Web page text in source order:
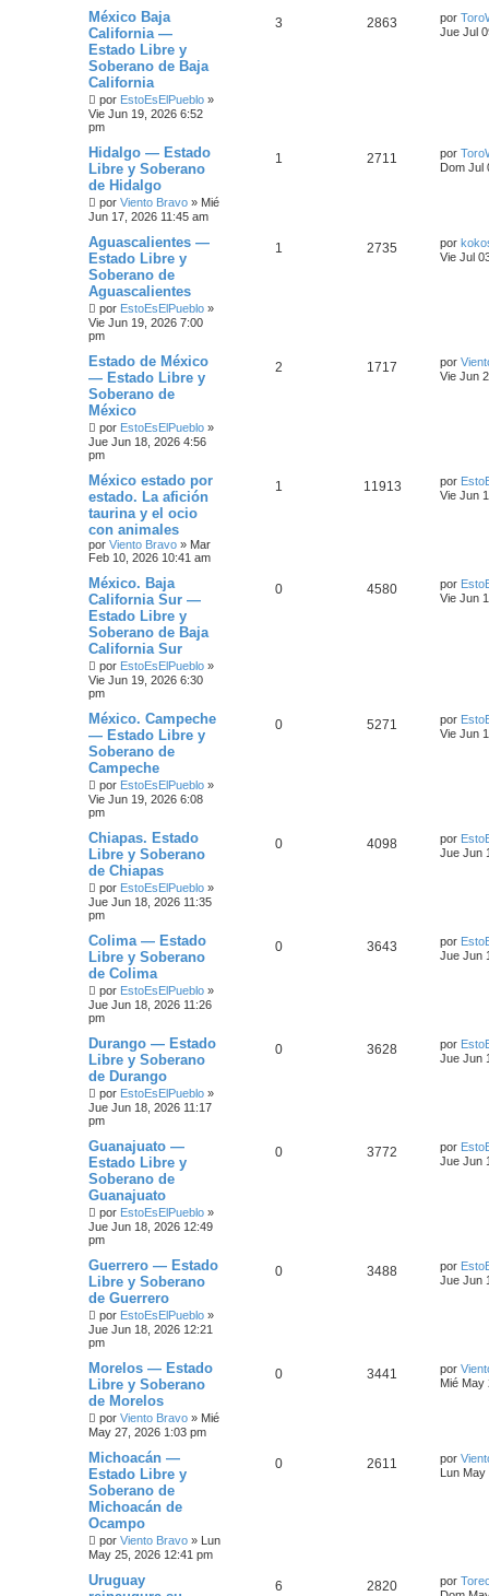
México Baja
California —
Estado Libre y
Soberano de Baja
California
por EstoEsElPueblo »
Vie Jun 19, 2026 6:52
pm
3 2863 por
Jue Jul
Hidalgo — Estado
Libre y Soberano
de Hidalgo
por Viento Bravo » Mié
Jun 17, 2026 11:45 am
1 2711 por
Dom Jul
Aguascalientes —
Estado Libre y
Soberano de
Aguascalientes
por EstoEsElPueblo »
Vie Jun 19, 2026 7:00
pm
1 2735 por
Vie Jul
Estado de México
— Estado Libre y
Soberano de
México
por EstoEsElPueblo »
Jue Jun 18, 2026 4:56
pm
2 1717 por
Vie Jun
México estado por
estado. La afición
taurina y el ocio
con animales
por Viento Bravo » Mar
Feb 10, 2026 10:41 am
1 11913 por
Vie Jun
México. Baja
California Sur —
Estado Libre y
Soberano de Baja
California Sur
por EstoEsElPueblo »
Vie Jun 19, 2026 6:30
pm
0 4580 por
Vie Jun
México. Campeche
— Estado Libre y
Soberano de
Campeche
por EstoEsElPueblo »
Vie Jun 19, 2026 6:08
pm
0 5271 por
Vie Jun
Chiapas. Estado
Libre y Soberano
de Chiapas
por EstoEsElPueblo »
Jue Jun 18, 2026 11:35
pm
0 4098 por
Jue Jun
Colima — Estado
Libre y Soberano
de Colima
por EstoEsElPueblo »
Jue Jun 18, 2026 11:26
pm
0 3643 por
Jue Jun
Durango — Estado
Libre y Soberano
de Durango
por EstoEsElPueblo »
Jue Jun 18, 2026 11:17
pm
0 3628 por
Jue Jun
Guanajuato —
Estado Libre y
Soberano de
Guanajuato
por EstoEsElPueblo »
Jue Jun 18, 2026 12:49
pm
0 3772 por
Jue Jun
Guerrero — Estado
Libre y Soberano
de Guerrero
por EstoEsElPueblo »
Jue Jun 18, 2026 12:21
pm
0 3488 por
Jue Jun
Morelos — Estado
Libre y Soberano
de Morelos
por Viento Bravo » Mié
May 27, 2026 1:03 pm
0 3441 por
Mié May
Michoacán —
Estado Libre y
Soberano de
Michoacán de
Ocampo
por Viento Bravo »
Lun
May 25, 2026 12:41 pm
0 2611 por
Lun
Uruguay
6 2820 por